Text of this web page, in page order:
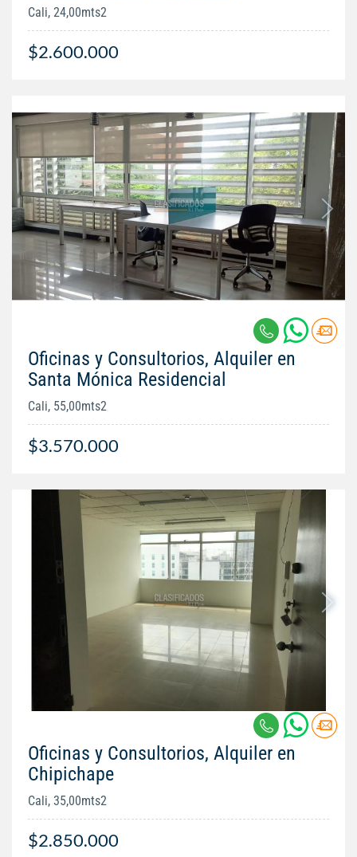
Cali, 24,00mts2
$2.600.000
Oficinas y Consultorios, Alquiler en
Santa Mónica Residencial
Cali, 55,00mts2
$3.570.000
Oficinas y Consultorios, Alquiler en
Chipichape
Cali, 35,00mts2
$2.850.000